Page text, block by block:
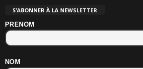
S’ABONNER À LA NEWSLETTER
PRENOM
NOM